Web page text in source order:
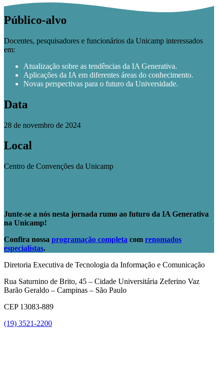
Público-alvo
Docentes, pesquisadores e funcionários da Unicamp interessados
em:
Atualização sobre as tendências da IA Generativa.
Aplicações da IA em diferentes áreas do conhecimento.
Novas perspectivas para o futuro da Universidade.
Data
28 de novembro de 2024
Local
Centro de Convenções da Unicamp
Junte-se a nós nesta jornada rumo ao futuro da IA Generativa
na Unicamp!
Confira nossa programação completa com renomados
especialistas.
Diretoria Executiva de Tecnologia da Informação e Comunicação
Rua Saturnino de Brito, 45 – Cidade Universitária Zeferino Vaz
Barão Geraldo – Campinas – São Paulo
CEP 13083-889
(19) 3521-2200